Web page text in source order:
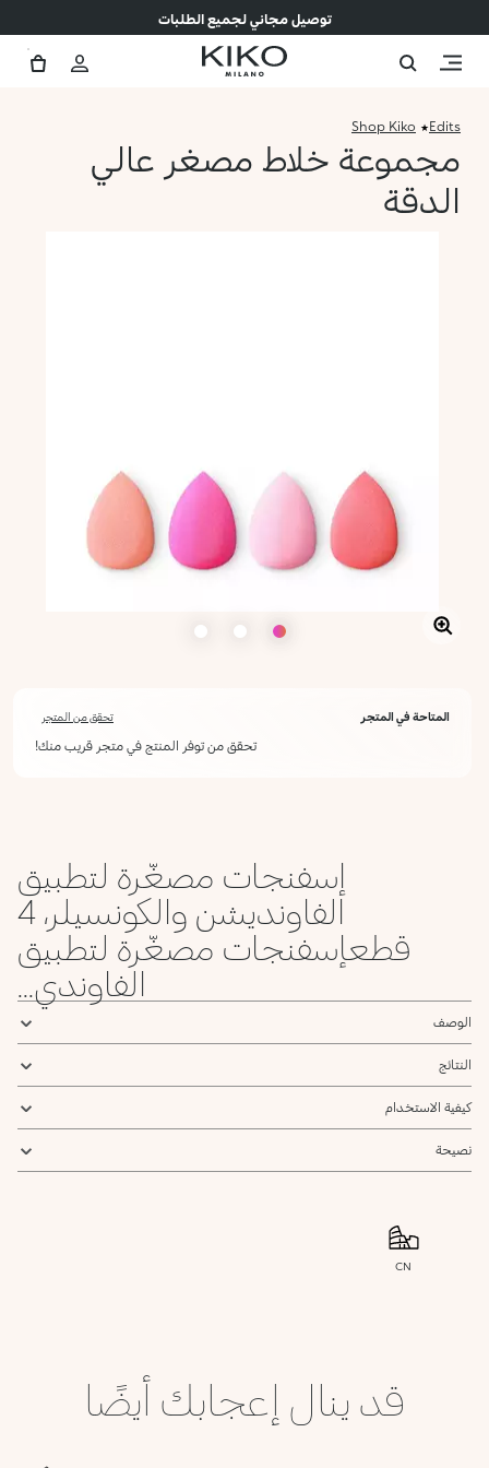
توصيل مجاني لجميع الطلبات
Edits
Shop Kiko
مجموعة خلاط مصغر عالي
الدقة
المتاحة في المتجر تحقق من المتجر
تحقق من توفر المنتج في متجر قريب منك!
إسفنجات مصغّرة لتطبيق
الفاونديشن والكونسيلر، 4
قطعإسفنجات مصغّرة لتطبيق
الفاوندي...
الوصف
النتائج
كيفية الاستخدام
نصيحة
CN
قد ينال إعجابك أيضًا